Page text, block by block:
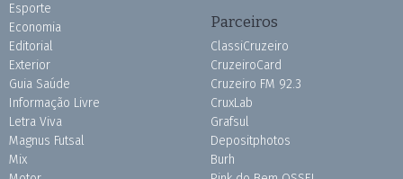
Esporte
Economia
Editorial
Exterior
Guia Saúde
Informação Livre
Letra Viva
Magnus Futsal
Mix
Parceiros
ClassiCruzeiro
CruzeiroCard
Cruzeiro FM 92.3
CruxLab
Grafsul
Depositphotos
Burh